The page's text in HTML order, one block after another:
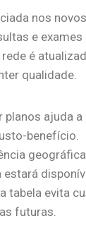
nos
e exames
é
qualidade.
planos ajuda
benefício.
tabela evita
futuras.